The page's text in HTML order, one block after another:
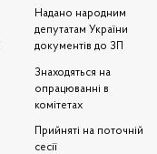
Надано народним
депутатам України
документів до ЗП
Знаходяться на
опрацюванні в
комітетах
Прийняті на поточній
сесії